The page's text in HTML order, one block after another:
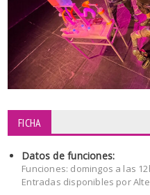
FICHA
Datos de funciones:
Funciones: domingos a las
Entradas disponibles por